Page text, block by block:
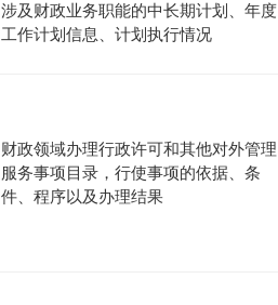
涉及财政业务职能的中长期计划、年度
工作计划信息、计划执行情况
财政领域办理行政许可和其他对外管理
服务事项目录，行使事项的依据、条
件、程序以及办理结果